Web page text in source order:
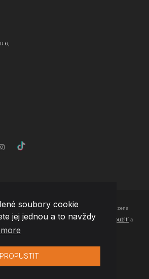
soubory cookie
jej jednou a to navždy
PROPUSTIT
6,
Czech Republic- Všechna práva vyhrazena
stránek souhlasíte s našimiPodmínky použití a
Politika soukromí